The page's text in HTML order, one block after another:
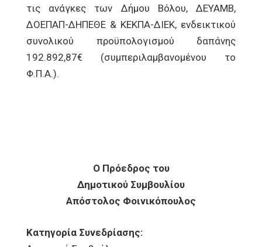
τις ανάγκες των Δήμου Βόλου, ΔΕΥΑΜΒ,
ΔΟΕΠΑΠ-ΔΗΠΕΘΕ & ΚΕΚΠΑ-ΔΙΕΚ, ενδεικτικού
συνολικού προϋπολογισμού δαπάνης
192.892,87€ (συμπεριλαμβανομένου το
Φ.Π.Α.).
Ο Πρόεδρος του
Δημοτικού Συμβουλίου
Απόστολος Φοινικόπουλος
Κατηγορία Συνεδρίασης: